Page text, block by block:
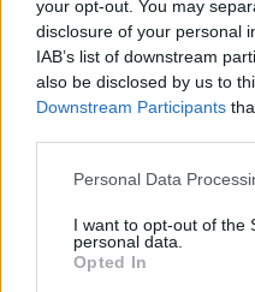
your opt-out. You may
disclosure of your personal
IAB’s list of downstream
also be disclosed by us to
Downstream Participants
Personal Data
I want to opt-out of the
personal data.
Opted In
Related Posts